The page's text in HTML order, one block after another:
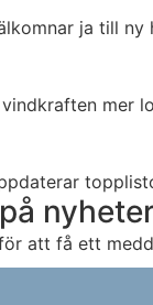
ja till
mer
att få ett